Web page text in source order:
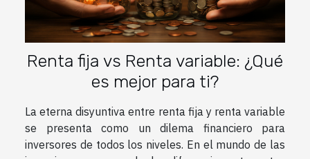
Renta fija vs Renta variable: ¿Qué
es mejor para ti?
La eterna disyuntiva entre renta fija y renta variable
se presenta como un dilema financiero para
inversores de todos los niveles. En el mundo de las